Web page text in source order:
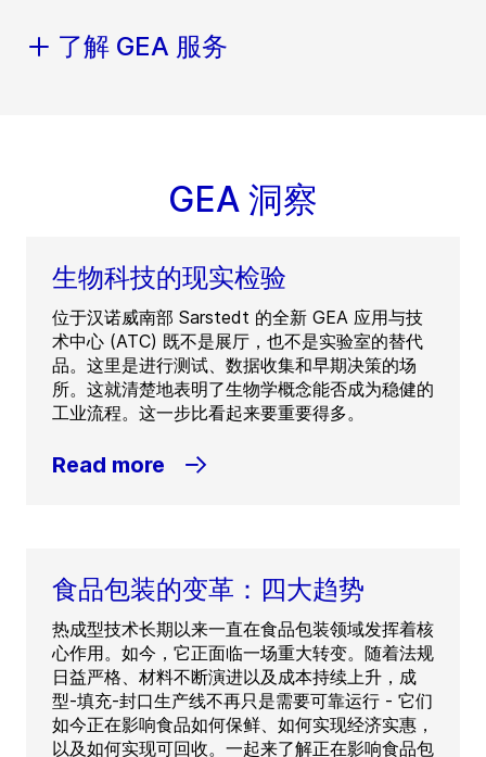
了解 GEA 服务
GEA 洞察
生物科技的现实检验
位于汉诺威南部 Sarstedt 的全新 GEA 应用与技
术中心 (ATC) 既不是展厅，也不是实验室的替代
品。这里是进行测试、数据收集和早期决策的场
所。这就清楚地表明了生物学概念能否成为稳健的
工业流程。这一步比看起来要重要得多。
Read more
食品包装的变革：四大趋势
热成型技术长期以来一直在食品包装领域发挥着核
心作用。如今，它正面临一场重大转变。随着法规
日益严格、材料不断演进以及成本持续上升，成
型-填充-封口生产线不再只是需要可靠运行 - 它们
如今正在影响食品如何保鲜、如何实现经济实惠，
以及如何实现可回收。一起来了解正在影响食品包